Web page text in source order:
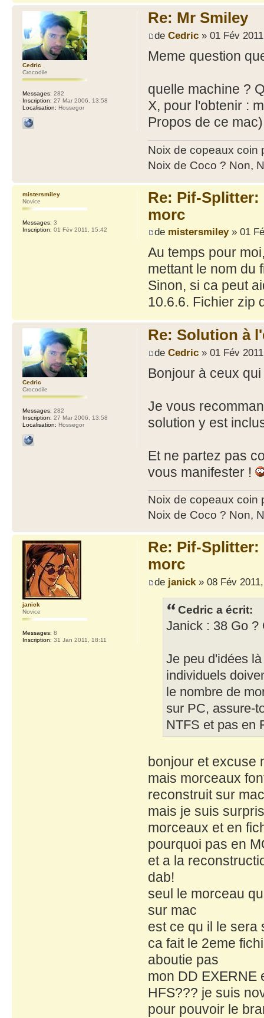
Re: Mr Smiley
de Cedric» 01 Fév
Meme question
quelle machine ?
X, pour l'obtenir :
Propos de ce
Noix de copeaux coin
Noix de Coco ? Non,
Cedric
Crocodile
Messages: 282
Inscription: 27 Mar 2006, 13:58
Localisation: Hossegor
Re: Pif-
morc
de mistersmiley» 01
Au temps pour
mettant le nom du
Sinon, si ca peut
10.6.6. Fichier zip
mistersmiley
Novice
Messages: 3
Inscription: 01 Fév 2011, 15:42
Re: Solution à
de Cedric» 01 Fév
Bonjour à ceux
Je vous
solution y est
Et ne partez pas
vous manifester !
Noix de copeaux coin
Noix de Coco ? Non,
Cedric
Crocodile
Messages: 282
Inscription: 27 Mar 2006, 13:58
Localisation: Hossegor
Re: Pif-
morc
de janick» 08 Fév
Cedric a écrit:
Janick : 38 Go ?
Je peu d'idées
individuels
le nombre de
sur PC, assure-
NTFS et pas en
bonjour et excuse
mais morceaux
reconstruit sur
mais je suis
morceaux et en
pourquoi pas en
et a la
dab!
seul le morceau
sur mac
est ce qu il le sera
ca fait le 2eme
aboutie pas
mon DD EXERNE
HFS??? je suis
pour pouvoir le
janick
Novice
Messages: 8
Inscription: 31 Jan 2011, 18:11